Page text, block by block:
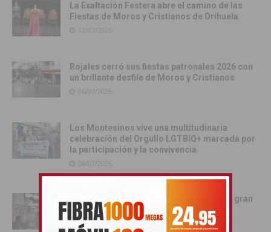
La Exaltación Festera abre el camino de las
Fiestas de Moros y Cristianos de Orihuela
12/07/2026
Rojales cerró sus fiestas patronales 2026 con
un brillante desfile de Moros y Cristianos
06/07/2026
Los Montesinos vive una multitudinaria
celebración del Orgullo LGTBIQ+ marcada por
la participación y la convivencia
06/07/2026
Rojales vive una noche inolvidable con la gran
Charanga de sus fiestas patronales
05/07/2026